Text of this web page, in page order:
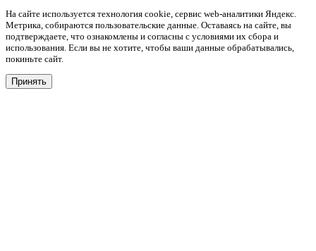
На сайте используется технология cookie, сервис web-аналитики Яндекс.
Метрика, собираются пользовательские данные. Оставаясь на сайте, вы
подтверждаете, что ознакомлены и согласны с условиями их сбора и
использования. Если вы не хотите, чтобы ваши данные обрабатывались,
покиньте сайт.
Принять